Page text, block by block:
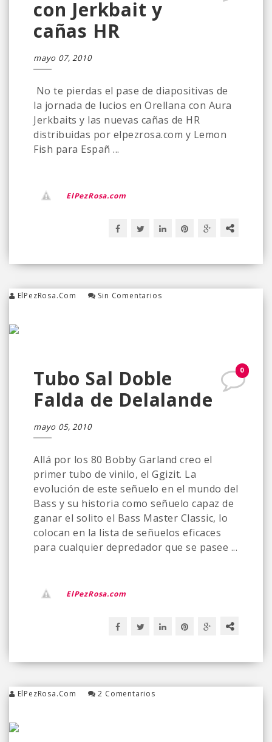
con Jerkbait y
cañas HR
mayo 07, 2010
No te pierdas el pase de diapositivas de
la jornada de lucios en Orellana con Aura
Jerkbaits y las nuevas cañas de HR
distribuidas por elpezrosa.com y Lemon
Fish para Españ ...
ElPezRosa.com
ElPezRosa.com Sin Comentarios
0
Tubo Sal Doble
Falda de Delalande
mayo 05, 2010
Allá por los 80 Bobby Garland creo el
primer tubo de vinilo, el Ggizit. La
evolución de este señuelo en el mundo del
Bass y su historia como señuelo capaz de
ganar el solito el Bass Master Classic, lo
colocan en la lista de señuelos eficaces
para cualquier depredador que se pasee ...
ElPezRosa.com
ElPezRosa.com 2 Comentarios